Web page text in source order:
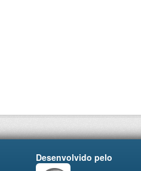
Desenvolvido pelo